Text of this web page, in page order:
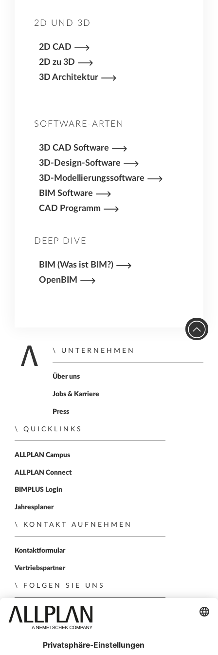
konzipiert ist, einfacher zu zeichnen oder zu
modellieren sind.
2D UND 3D
2D CAD
2D zu 3D
3D Architektur
SOFTWARE-ARTEN
3D CAD Software
3D-Design-Software
3D-Modellierungssoftware
BIM Software
CAD Programm
DEEP DIVE
BIM (Was ist BIM?)
OpenBIM
Zur Startseite
UNTERNEHMEN
Über uns
Jobs & Karriere
Press
QUICKLINKS
ALLPLAN Campus
ALLPLAN Connect
BIMPLUS Login
Jahresplaner
KONTAKT AUFNEHMEN
Kontaktformular
Vertriebspartner
FOLGEN SIE UNS
ALLPLAN auf LinkedIn
ALLPLAN auf Xing
ALLPLAN auf Facebook
ALLPLAN auf YouTube